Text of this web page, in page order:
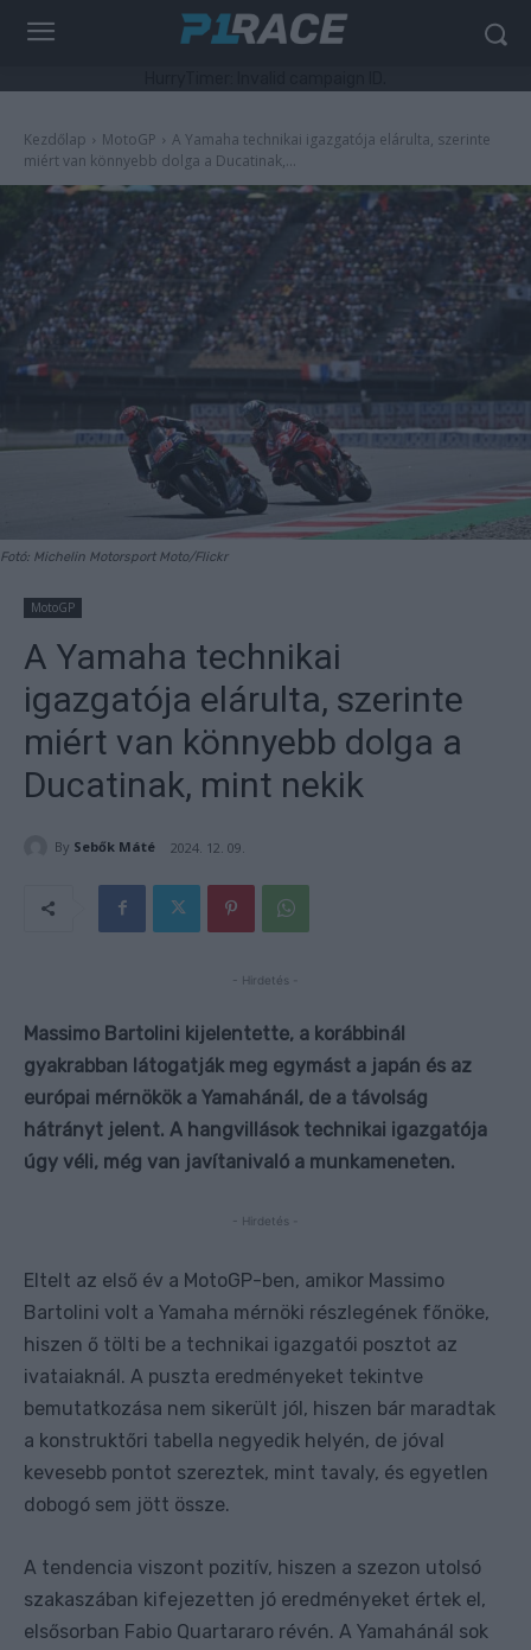
Kezdőlap MotoGP
A Yamaha technikai igazgatója elárulta, szerinte
miért van könnyebb dolga a Ducatinak,...
Fotó: Michelin Motorsport Moto/Flickr
MotoGP
A Yamaha technikai
igazgatója elárulta, szerinte
miért van könnyebb dolga a
Ducatinak, mint nekik
By Sebők Máté 2024. 12. 09.
- Hirdetés -
Massimo Bartolini kijelentette, a korábbinál
gyakrabban látogatják meg egymást a japán és az
európai mérnökök a Yamahánál, de a távolság
hátrányt jelent. A hangvillások technikai igazgatója
úgy véli, még van javítanivaló a munkameneten.
- Hirdetés -
Eltelt az első év a MotoGP-ben, amikor Massimo
Bartolini volt a Yamaha mérnöki részlegének főnöke,
hiszen ő tölti be a technikai igazgatói posztot az
ivataiaknál. A puszta eredményeket tekintve
bemutatkozása nem sikerült jól, hiszen bár maradtak
a konstruktőri tabella negyedik helyén, de jóval
kevesebb pontot szereztek, mint tavaly, és egyetlen
dobogó sem jött össze.
A tendencia viszont pozitív, hiszen a szezon utolsó
szakaszában kifejezetten jó eredményeket értek el,
elsősorban Fabio Quartararo révén. A Yamahánál sok